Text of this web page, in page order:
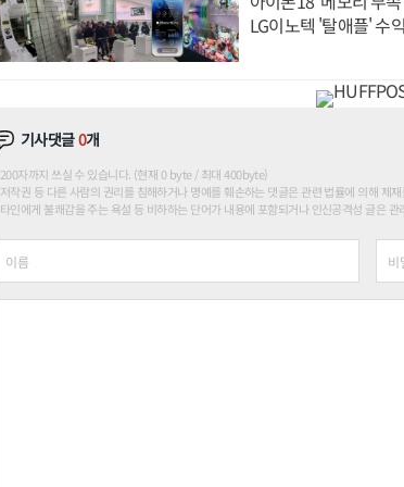
LG이노텍 '탈애플' 수
기사댓글0개
200자까지 쓰실 수 있습니다. (현재 0 byte / 최대 400byte)
저작권 등 다른 사람의 권리를 침해하거나 명예를 훼손하는 댓글은 관련 법률에 의해 제
타인에게 불쾌감을 주는 욕설 등 비하하는 단어가 내용에 포함되거나 인신공격성 글은